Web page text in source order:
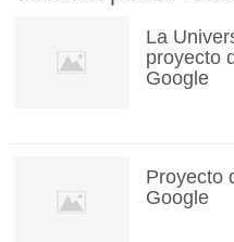
La
proyecto
Google
Proyecto
Google